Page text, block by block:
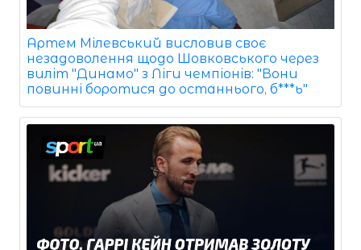
Артем Мілевський висловив своє
незадоволення щодо Шовковського через
виліт "Динамо" з Ліги чемпіонів: "Вони
повинні боротися до останнього, б***ь"